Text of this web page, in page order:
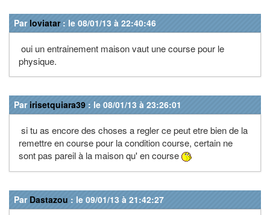
Par loviatar: le 08/01/13 à 22:40:46
oui un entrainement maison vaut une course pour le
physique.
Par irisetquiara39 : le 08/01/13 à 23:26:01
si tu as encore des choses a regler ce peut etre bien de la
remettre en course pour la condition course, certain ne
sont pas pareil à la maison qu' en course
Par Dastazou : le 09/01/13 à 21:42:27